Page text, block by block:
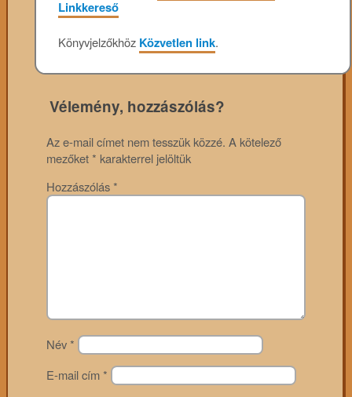
Linkkereső
Könyvjelzőkhöz Közvetlen link.
Vélemény, hozzászólás?
Az e-mail címet nem tesszük közzé. A kötelező
mezőket* karakterrel jelöltük
Hozzászólás*
Név*
E-mail cím*